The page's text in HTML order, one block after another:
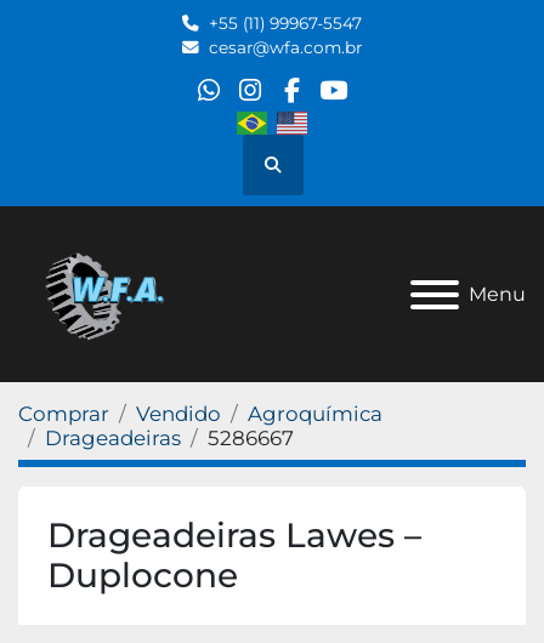
+55 (11) 99967-5547
cesar@wfa.com.br
whatsapp
instagram
facebook
youtube
Pesquisar
Menu
Comprar Vendido
Agroquímica
Drageadeiras
5286667
Drageadeiras Lawes –
Duplocone